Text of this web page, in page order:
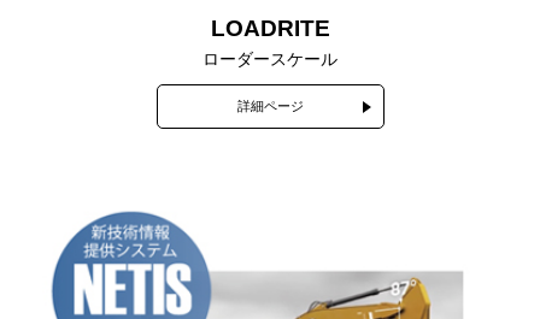
LOADRITE
ローダースケール
詳細ページ